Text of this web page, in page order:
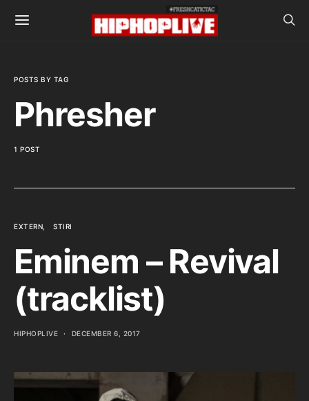
POSTS BY TAG
Phresher
1 POST
EXTERN STIRI
Eminem – Revival
(tracklist)
HIPHOPLIVE DECEMBER 6, 2017